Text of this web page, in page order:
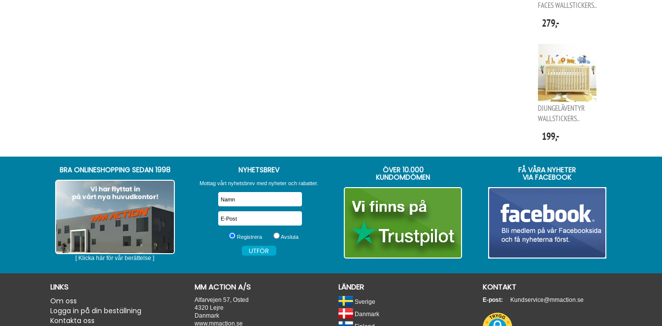
FACES WALLSTICKERS..
279,-
DJUNGELÄVENTYR
WALLSTICKERS..
199,-
BRA ONLINESHOPPING SEDAN 1998
[ Klicka här för vår berättelse ]
NYHETSBREV
Mottag vårt nyhetsbrev med nyheter och rabatter.
Registrera Avsluta
ÖVER 10.000
KUNDOMDÖMEN
FÅ VÅRA NYHETER
VIA FACEBOOK
LINKS
Om oss
Logga in på din beställning
Kontakta oss
MM ACTION A/S
Alfarvejen 57, Osted
4320 Lejre
Danmark
www.mmaction.se
LÄNDER
Sverige
Danmark
KONTAKT
E-post: Kundservice@mmaction.se